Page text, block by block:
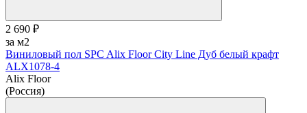
2 690 ₽
за м2
Виниловый пол SPC Alix Floor City Line Дуб белый крафт
ALX1078-4
Alix Floor
(Россия)